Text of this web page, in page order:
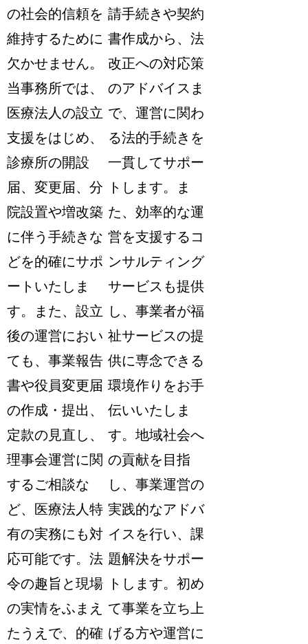
の社会的信頼を
維持するために
欠かせません。
当事務所では、
医療法人の設立
支援をはじめ、
診療所の開設
届、変更届、分
院設置や増改築
に伴う手続きな
どを的確にサポ
ートいたしま
す。また、設立
後の運営におい
ても、事業報告
書や役員変更届
の作成・提出、
定款の見直し、
理事会運営に関
するご相談な
ど、医療法人特
有の実務にも対
応可能です。法
令の趣旨と現場
の実情をふまえ
たうえで、的確
請手続きや契約
書作成から、法
改正への対応策
のアドバイスま
で、運営に関わ
る法的手続きを
一貫してサポー
トします。ま
た、効率的な運
営を支援するコ
ンサルティング
サービスも提供
し、事業者が福
祉サービスの提
供に専念できる
環境作りをお手
伝いいたしま
す。地域社会へ
の貢献を目指
し、事業運営の
実践的なアドバ
イスを行い、課
題解決をサポー
トします。初め
て事業を立ち上
げる方や運営に